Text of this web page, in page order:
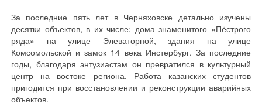
За последние пять лет в Черняховске детально изучены
десятки объектов, в их числе: дома знаменитого «Пёстрого
ряда» на улице Элеваторной, здания на улице
Комсомольской и замок 14 века Инстербург. За последние
годы, благодаря энтузиастам он превратился в культурный
центр на востоке региона. Работа казанских студентов
пригодится при восстановлении и реконструкции аварийных
объектов.